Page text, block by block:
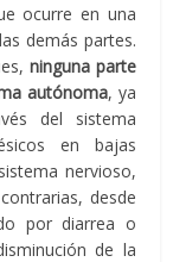
ocurre en una
demás partes.
ninguna parte
autónoma, ya
del sistema
en bajas
nervioso,
contrarias, desde
por diarrea o
de la